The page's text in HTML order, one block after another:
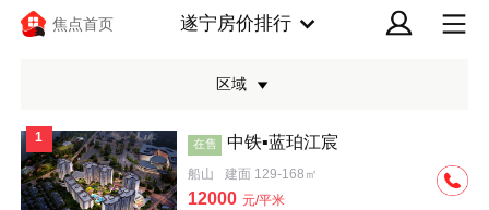
焦点首页 遂宁房价排行
区域
1 在售 中铁▪蓝珀江宸
船山 建面 129-168㎡
12000 元/平米